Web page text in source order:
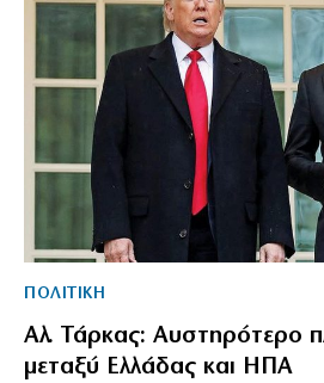
ΠΟΛΙΤΙΚΗ
Αλ. Τάρκας: Αυστηρότερο
μεταξύ Ελλάδας και ΗΠΑ